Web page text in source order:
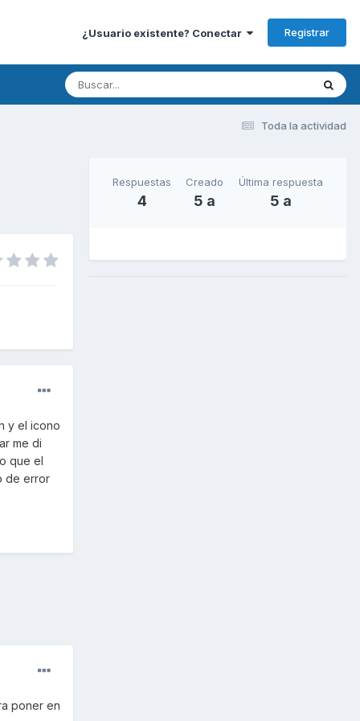
¿Usuario existente? Conectar Registrar
Toda la actividad
y el icono
me di
que el
de error
poner en
Respuestas
4
Creado
5 a
Última respuesta
5 a